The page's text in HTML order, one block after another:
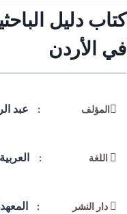
كتاب دليل
في الأردن
المؤلف : عبد
اللغة : العربية
دار النشر :